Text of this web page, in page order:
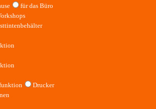
für das Büro
Drucker